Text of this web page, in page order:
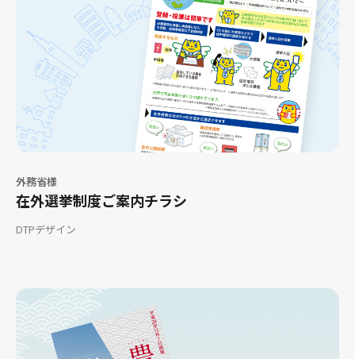
外務省様
在外選挙制度ご案内チラシ
DTPデザイン